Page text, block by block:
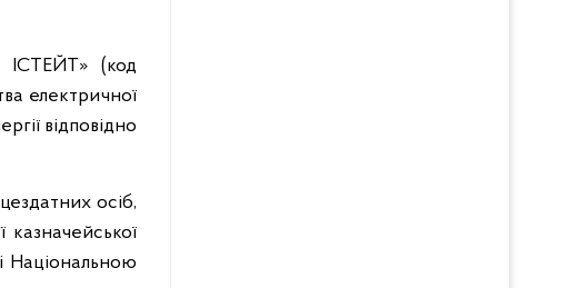
(код
електричної
відповідно
осіб,
Національною